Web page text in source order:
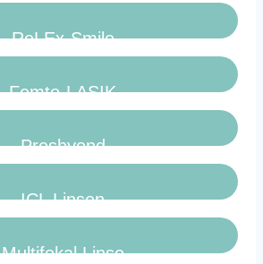
ReLEx-Smile
Femto-LASIK
Presbyond
ICL Linsen
Multifokal Linse